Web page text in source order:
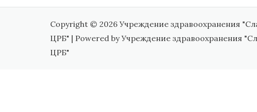
Copyright © 2026 Учреждение здравоохранения
ЦРБ" | Powered by Учреждение здравоохранения
ЦРБ"